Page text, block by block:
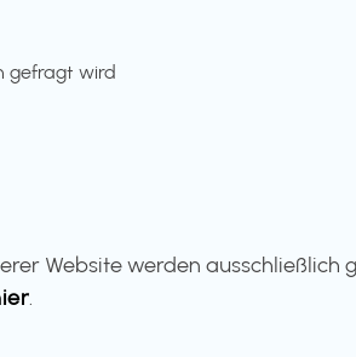
gefragt wird
Website werden
.